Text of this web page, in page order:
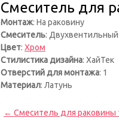
Смеситель для
Монтаж: На раковину
Смеситель: Двухвентильный
Цвет: Хром
Стилистика дизайна: ХайТек
Отверстий для монтажа: 1
Материал: Латунь
← Смеситель для раковины